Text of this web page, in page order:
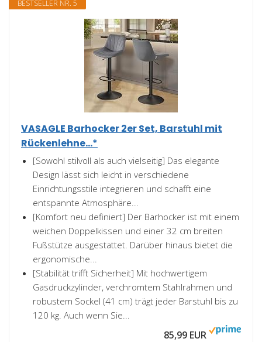
BESTSELLER NR. 5
VASAGLE Barhocker 2er Set, Barstuhl mit
Rückenlehne...*
[Sowohl stilvoll als auch vielseitig] Das elegante
Design lässt sich leicht in verschiedene
Einrichtungsstile integrieren und schafft eine
entspannte Atmosphäre...
[Komfort neu definiert] Der Barhocker ist mit einem
weichen Doppelkissen und einer 32 cm breiten
Fußstütze ausgestattet. Darüber hinaus bietet die
ergonomische...
[Stabilität trifft Sicherheit] Mit hochwertigem
Gasdruckzylinder, verchromtem Stahlrahmen und
robustem Sockel (41 cm) trägt jeder Barstuhl bis zu
120 kg. Auch wenn Sie...
85,99 EUR